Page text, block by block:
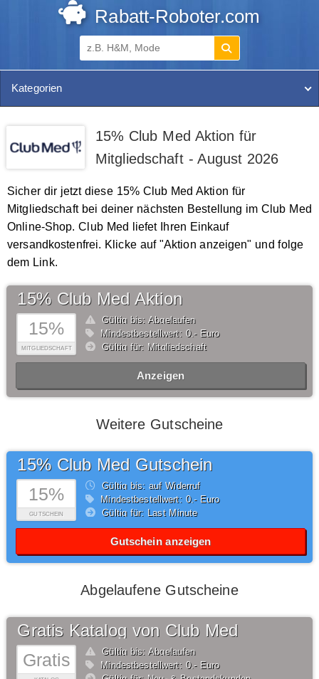
Rabatt-Roboter.com
Kategorien
15% Club Med Aktion für
Mitgliedschaft - August 2026
Sicher dir jetzt diese 15% Club Med Aktion für
Mitgliedschaft bei deiner nächsten Bestellung im Club Med
Online-Shop. Club Med liefet Ihren Einkauf
versandkostenfrei. Klicke auf "Aktion anzeigen" und folge
dem Link.
15%
MITGLIEDSCHAFT
15% Club Med Aktion
Gültig bis: Abgelaufen
Mindestbestellwert: 0,- Euro
Gültig für: Mitgliedschaft
Anzeigen
Weitere Gutscheine
15%
GUTSCHEIN
15% Club Med Gutschein
Gültig bis: auf Widerruf
Mindestbestellwert: 0,- Euro
Gültig für: Last Minute
Gutschein anzeigen
Abgelaufene Gutscheine
Gratis
Gratis Katalog von Club Med
Gültig bis: Abgelaufen
Mindestbestellwert: 0,- Euro